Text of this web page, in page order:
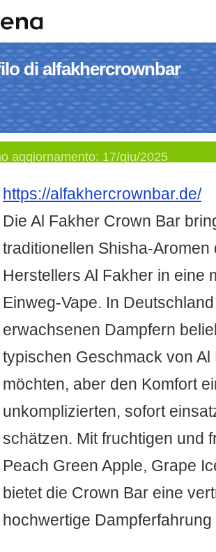
di alfakhercrownbar
aggiornamento: 17/giu/2025
https://alfakhercrownbar.de/
Die Al Fakher Crown Bar
traditionellen Shisha-
Herstellers Al Fakher in eine
Einweg-Vape. In
erwachsenen Dampfern
typischen Geschmack von
möchten, aber den Komfort
unkomplizierten, sofort
schätzen. Mit fruchtigen und
Peach Green Apple, Grape
bietet die Crown Bar eine
hochwertige